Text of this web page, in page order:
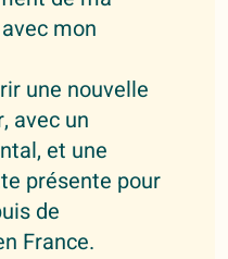
mon
une nouvelle
avec un
et une
présente pour
de
France.